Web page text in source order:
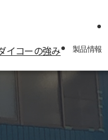
イコーの強み 製品情報